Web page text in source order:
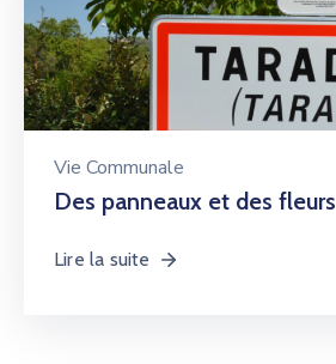
Vie Communale
Des panneaux et des fleurs
Lire la suite